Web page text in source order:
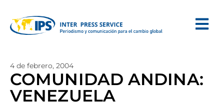
4 de febrero, 2004
COMUNIDAD ANDINA:
VENEZUELA